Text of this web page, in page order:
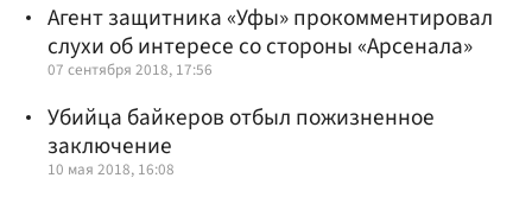
Агент защитника «Уфы» прокомментировал
слухи об интересе со стороны «Арсенала»
07 сентября 2018, 17:56
Убийца байкеров отбыл пожизненное
заключение
10 мая 2018, 16:08